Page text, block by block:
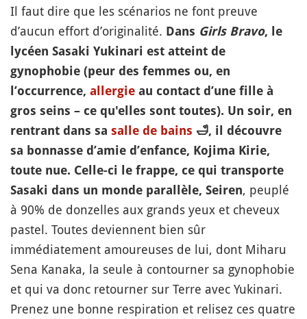
Il faut dire que les scénarios ne font preuve
d’aucun effort d’originalité. Dans Girls Bravo, le
lycéen Sasaki Yukinari est atteint de
gynophobie (peur des femmes ou, en
l’occurrence, allergie au contact d’une fille à
gros seins – ce qu'elles sont toutes). Un soir, en
rentrant dans sa salle de bains 🛁, il découvre
sa bonnasse d’amie d’enfance, Kojima Kirie,
toute nue. Celle-ci le frappe, ce qui transporte
Sasaki dans un monde parallèle, Seiren, peuplé
à 90% de donzelles aux grands yeux et cheveux
pastel. Toutes deviennent bien sûr
immédiatement amoureuses de lui, dont Miharu
Sena Kanaka, la seule à contourner sa gynophobie
et qui va donc retourner sur Terre avec Yukinari.
Prenez une bonne respiration et relisez ces quatre